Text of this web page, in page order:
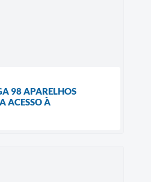
98 APARELHOS
ACESSO À